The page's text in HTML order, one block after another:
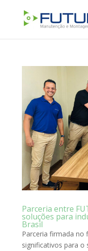
Parceria entre
soluções para
Brasil
Parceria firmada no
significativos para o